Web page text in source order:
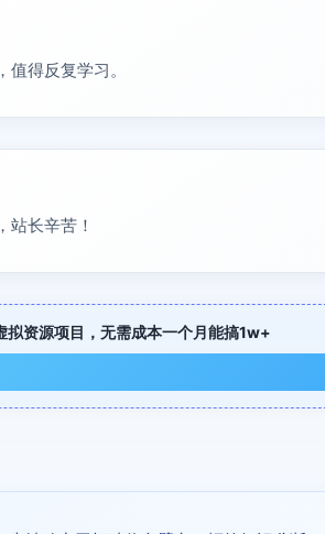
值得反复学习。
站长辛苦！
拟资源项目，无需成本一个月能搞1w+